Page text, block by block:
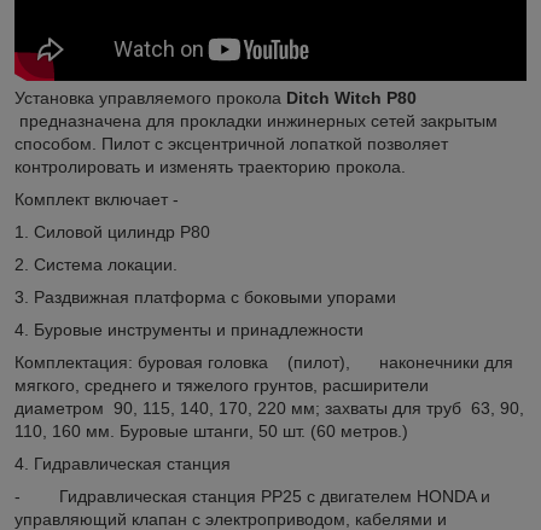
Установка управляемого прокола Ditch Witch P80
предназначена для прокладки инжинерных сетей закрытым
способом. Пилот с эксцентричной лопаткой позволяет
контролировать и изменять траекторию прокола.
Комплект включает -
1. Силовой цилиндр P80
2. Система локации.
3. Раздвижная платформа с боковыми упорами
4. Буровые инструменты и принадлежности
Комплектация: буровая головка (пилот), наконечники для
мягкого, среднего и тяжелого грунтов, расширители
диаметром 90, 115, 140, 170, 220 мм; захваты для труб 63, 90,
110, 160 мм. Буровые штанги, 50 шт. (60 метров.)
4. Гидравлическая станция
- Гидравлическая станция РР25 с двигателем HONDA и
управляющий клапан с электроприводом, кабелями и